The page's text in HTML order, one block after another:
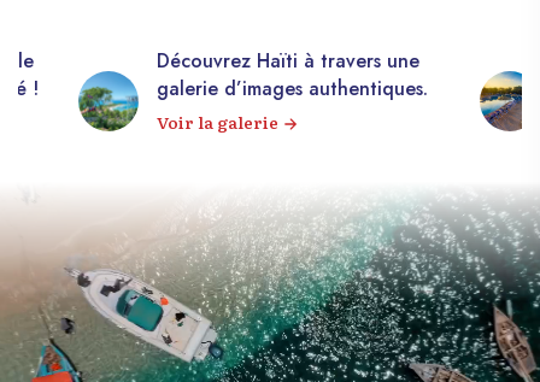
!
Découvrez Haïti à travers une
galerie d’images authentiques.
Voir la galerie